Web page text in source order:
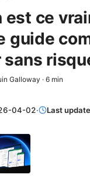
est ce
guide
sans
Galloway · 6 min
04-02· Last